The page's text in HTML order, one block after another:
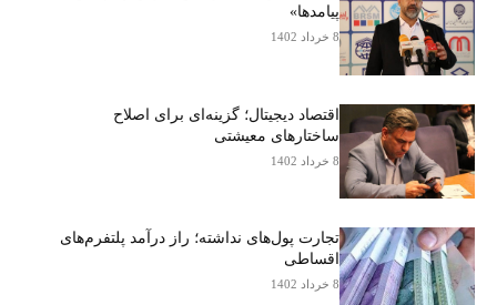
پیامدها»
8 خرداد 1402
اقتصاد دیجیتال؛ گزینه‌ای برای اصلاح
ساختارهای معیشتی
8 خرداد 1402
تجارت پول‌های نداشته؛ راز درآمد پلتفرم‌های
اقساطی
8 خرداد 1402